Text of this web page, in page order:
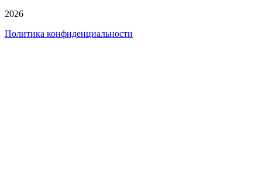
2026
Политика конфиденциальности